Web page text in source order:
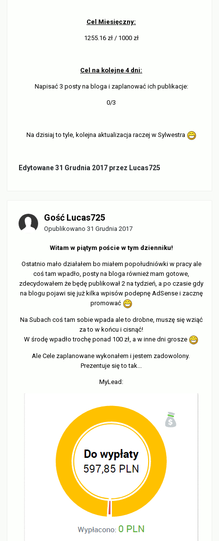
Cel Miesięczny:
1255.16 zł / 1000 zł
Cel na kolejne 4 dni:
Napisać 3 posty na bloga i zaplanować ich publikacje:
0/3
Na dzisiaj to tyle, kolejna aktualizacja raczej w Sylwestra
Edytowane31 Grudnia 2017 przez Lucas725
Gość Lucas725
Opublikowano 31 Grudnia 2017
Witam w piątym poście w tym dzienniku!
Ostatnio mało działałem bo miałem popołudniówki w pracy ale
coś tam wpadło, posty na bloga również mam gotowe,
zdecydowałem że będę publikował 2 na tydzień, a po czasie gdy
na blogu pojawi się już kilka wpisów podepnę AdSense i zacznę
promować
Na Subach coś tam sobie wpada ale to drobne, muszę się wziąć
za to w końcu i cisnąć!
W środę wpadło trochę ponad 100 zł, a w inne dni grosze
Ale Cele zaplanowane wykonałem i jestem zadowolony.
Prezentuje się to tak...
MyLead: